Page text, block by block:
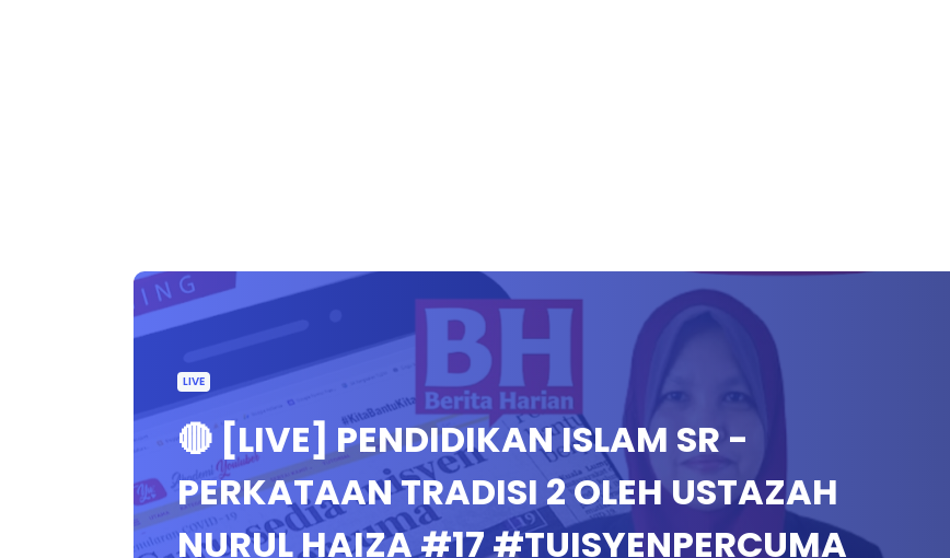
LIVE
🔴 [LIVE] PENDIDIKAN ISLAM SR -
PERKATAAN TRADISI 2 OLEH USTAZAH
NURUL HAIZA #17 #TUISYENPERCUMA